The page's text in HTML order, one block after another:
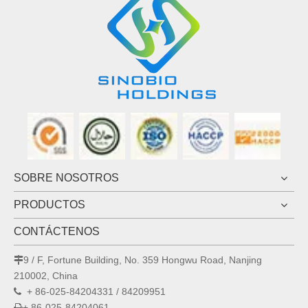
SOBRE NOSOTROS
PRODUCTOS
CONTÁCTENOS
9 / F, Fortune Building, No. 359 Hongwu Road, Nanjing
210002, China
 + 86-025-84204331 / 84209951